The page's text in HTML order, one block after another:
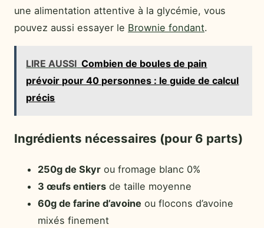
une alimentation attentive à la glycémie, vous
pouvez aussi essayer le Brownie fondant.
LIRE AUSSI Combien de boules de pain
prévoir pour 40 personnes : le guide de calcul
précis
Ingrédients nécessaires (pour 6 parts)
250g de Skyr ou fromage blanc 0%
3 œufs entiers de taille moyenne
60g de farine d’avoine ou flocons d’avoine
mixés finement